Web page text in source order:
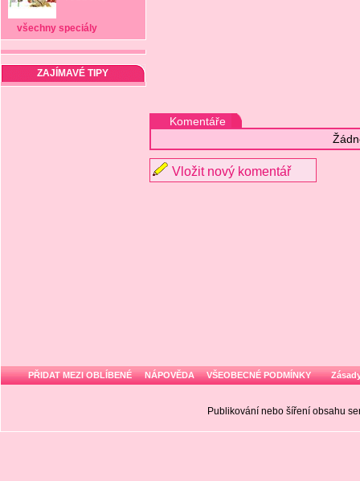
všechny speciály
ZAJÍMAVÉ TIPY
Komentáře
Vložit nový komentář
PŘIDAT MEZI OBLÍBENÉ NÁPOVĚDA VŠEOBECNÉ PODMÍNKY
Publikování nebo šíření obsahu